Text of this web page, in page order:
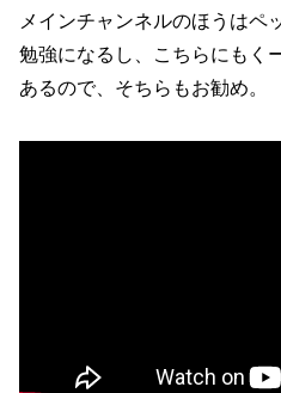
メインチャンネルのほうはペ
勉強になるし、こちらにもく
あるので、そちらもお勧め。